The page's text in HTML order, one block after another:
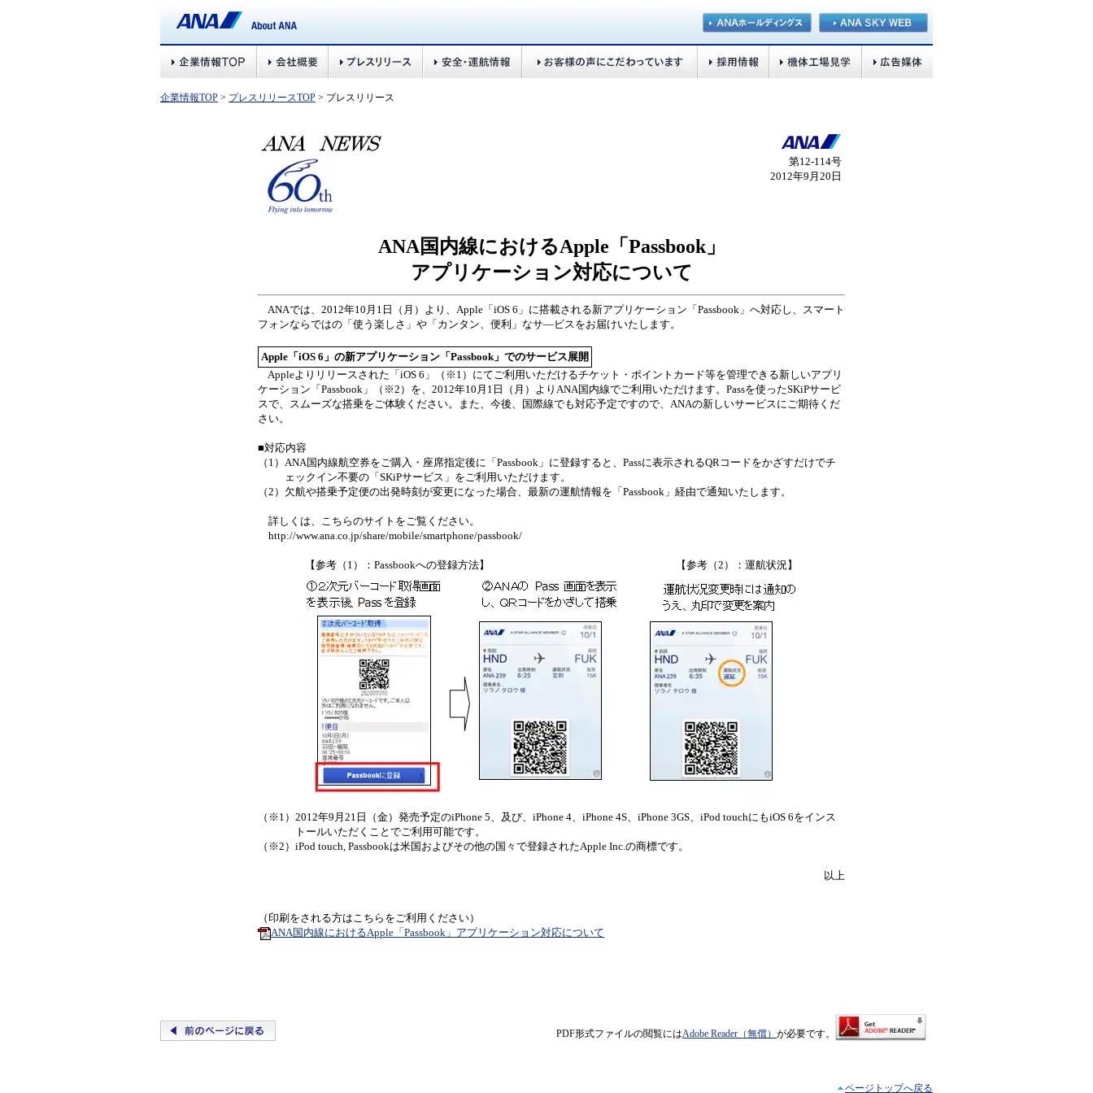
企業情報TOP > プレスリリースTOP > プレスリリース
第12‐114号
2012年9月20日
ANA国内線におけるApple「Passbook」
アプリケーション対応について
ANAでは、2012年10月1日（月）より、Apple「iOS 6」に搭載される新アプリケーション「Passbook」へ対応し、スマート
フォンならではの「使う楽しさ」や「カンタン、便利」なサ—ビスをお届けいたします。
Apple「iOS 6」の新アプリケーション「Passbook」でのサービス展開
Appleよりリリースされた「iOS 6」（※1）にてご利用いただけるチケット・ポイントカード等を管理できる新しいアプリ
ケーション「Passbook」（※2）を、2012年10月1日（月）よりANA国内線でご利用いただけます。Passを使ったSKiPサービ
スで、スムーズな搭乗をご体験ください。また、今後、国際線でも対応予定ですので、ANAの新しいサービスにご期待くだ
さい。
■対応内容
（1） ANA国内線航空券をご購入・座席指定後に「Passbook」に登録すると、Passに表示されるQRコードをかざすだけでチ
ェックイン不要の「SKiPサービス」をご利用いただけます。
（2） 欠航や搭乗予定便の出発時刻が変更になった場合、最新の運航情報を「Passbook」経由で通知いたします。
詳しくは、こちらのサイトをご覧ください。
http://www.ana.co.jp/share/mobile/smartphone/passbook/
【参考（1）：Passbookへの登録方法】 【参考（2）：運航状況】
（※1） 2012年9月21日（金）発売予定のiPhone 5、及び、iPhone 4、iPhone 4S、iPhone 3GS、iPod touchにもiOS 6をインス
トールいただくことでご利用可能です。
（※2） iPod touch, Passbookは米国およびその他の国々で登録されたApple Inc.の商標です。
以上
（印刷をされる方はこちらをご利用ください）
ANA国内線におけるApple「Passbook」アプリケーション対応について
PDF形式ファイルの閲覧にはAdobe Reader（無償） が必要です。
ページトップへ戻る